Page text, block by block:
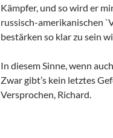
Kämpfer, und so wird er
russisch-amerikanischen
bestärken so klar zu sein
In diesem Sinne, wenn
Zwar gibt’s kein letztes
Versprochen, Richard.